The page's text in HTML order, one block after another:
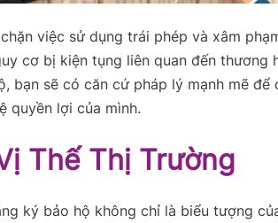
việc sử dụng trái phép và xâm
cơ bị kiện tụng liên quan đến thương
bạn sẽ có căn cứ pháp lý mạnh mẽ để
quyền lợi của mình.
Thế Thị Trường
ký bảo hộ không chỉ là biểu tượng